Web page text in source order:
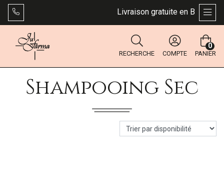
Livraison gratuite en
RECHERCHE COMPTE PANIER
0
Shampooing Sec